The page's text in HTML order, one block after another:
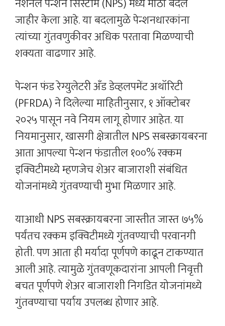
नॅशनल पेन्शन सिस्टीम (NPS) मध्ये मोठा बदल
जाहीर केला आहे. या बदलामुळे पेन्शनधारकांना
त्यांच्या गुंतवणुकीवर अधिक परतावा मिळण्याची
शक्यता वाढणार आहे.
पेन्शन फंड रेग्युलेटरी अँड डेव्हलपमेंट अथॉरिटी
(PFRDA) ने दिलेल्या माहितीनुसार, १ ऑक्टोबर
२०२५ पासून नवे नियम लागू होणार आहेत. या
नियमानुसार, खासगी क्षेत्रातील NPS सबस्क्रायबरना
आता आपल्या पेन्शन फंडातील १००% रक्कम
इक्विटीमध्ये म्हणजेच शेअर बाजाराशी संबंधित
योजनांमध्ये गुंतवण्याची मुभा मिळणार आहे.
याआधी NPS सबस्क्रायबरना जास्तीत जास्त ७५%
पर्यंतच रक्कम इक्विटीमध्ये गुंतवण्याची परवानगी
होती. पण आता ही मर्यादा पूर्णपणे काढून टाकण्यात
आली आहे. त्यामुळे गुंतवणूकदारांना आपली निवृत्ती
बचत पूर्णपणे शेअर बाजाराशी निगडित योजनांमध्ये
गुंतवण्याचा पर्याय उपलब्ध होणार आहे.